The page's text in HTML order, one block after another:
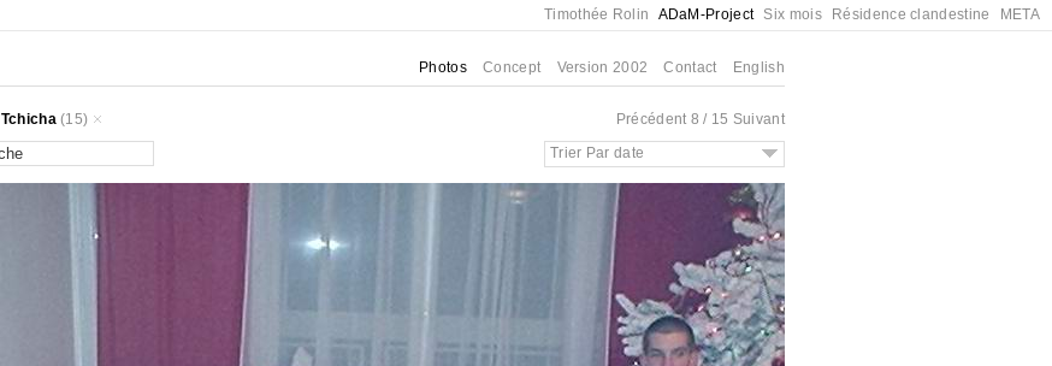
Timothée Rolin ADaM-Project Six mois Résidence clandestine META
Photos Concept Version 2002 Contact English
Tchicha(15) Précédent 8 / 15 Suivant
Trier Par date